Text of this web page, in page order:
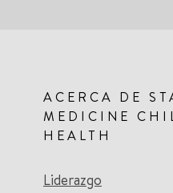
ACERCA DE
MEDICINE
HEALTH
Liderazgo